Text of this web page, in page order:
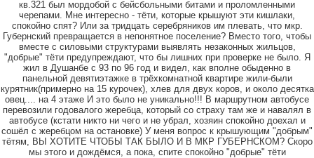
кв.321 был мордобой с бейсбольными битами и проломленными
черепами. Мне интересно - тёти, которые крышуют эти кишлаки,
спокойно спят? Или за тридцать серебряников им плевать, что мкр.
Губернский превращается в непонятное поселение? Вместо того, чтобы
вместе с силовыми структурами выявлять незаконных жильцов,
"добрые" тёти предупреждают, что бы лишних при проверке не было. Я
жил в Душанбе с 93 по 96 год и видел, как вполне обыденно в
панельной девятиэтажке в трёхкомнатной квартире жили-были
курятник(примерно на 15 курочек), хлев для двух коров, и около десятка
овец.... на 4 этаже И это было не уникально!!! В маршрутном автобусе
перевозили годовалого жеребца, который со страху там же и навалял в
автобусе (кстати никто ни чего и не убрал, хозяин спокойно доехал и
сошёл с жеребцом на остановке) У меня вопрос к крышующим "добрым"
тётям, ВЫ ХОТИТЕ ЧТОБЫ ТАК БЫЛО И В МКР ГУБЕРНСКОМ? Скоро
мы этого и дождёмся, а пока, спите спокойно "добрые" тёти